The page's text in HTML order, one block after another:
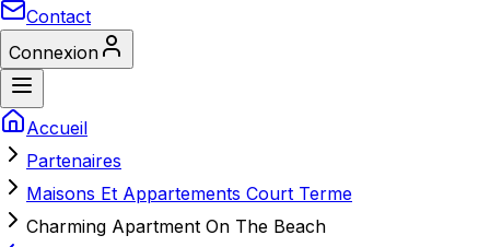
Contact
Connexion
Accueil
Partenaires
Maisons Et Appartements Court Terme
Charming Apartment On The Beach